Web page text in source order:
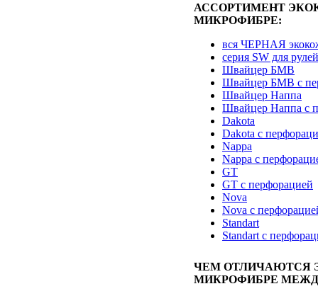
АССОРТИМЕНТ
МИКРОФИБРЕ:
вся ЧЕРНАЯ
серия SW для
Швайцер БМВ
Швайцер БМВ с
Швайцер Наппа
Швайцер Наппа с
Dakota
Dakota с
Nappa
Nappa с
GT
GT с перфорацией
Nova
Nova с
Standart
Standart с
ЧЕМ ОТЛИЧАЮТСЯ
МИКРОФИБРЕ